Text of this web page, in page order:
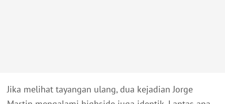
Jika melihat tayangan ulang, dua kejadian Jorge